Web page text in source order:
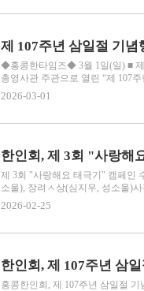
제 107주년 삼일절 기념
◆홍콩한타임즈◆ 3월 1일(일) ■ 제
총영사관 주관으로 열린 “제 107
2026-03-01
한인회, 제 3회 "사랑해
제 3회 "사랑해요 태극기" 캠페인
소울), 장려ㅅ상(심지우, 성소울)
2026-02-25
홍콩한인회, 제 107주년 삼일절